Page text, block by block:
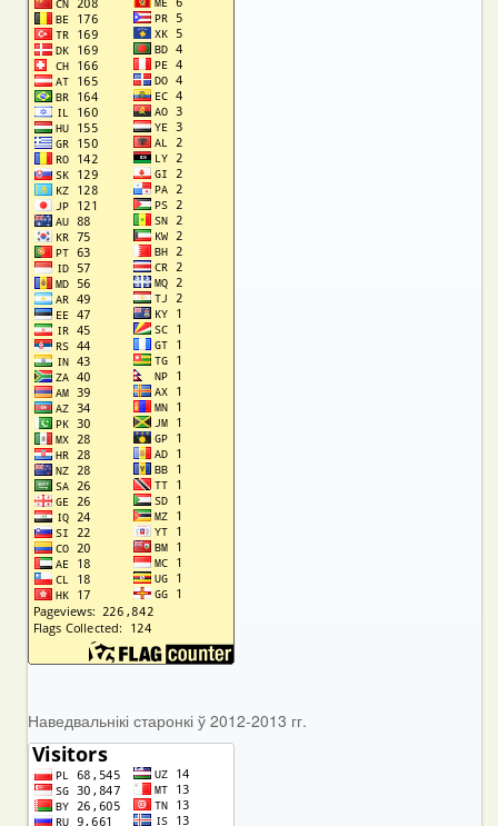
Наведвальнікі старонкі ў 2012-2013 гг.